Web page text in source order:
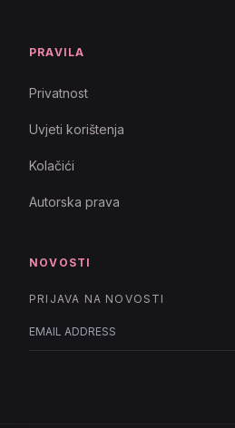
PRAVILA
Privatnost
Uvjeti korištenja
Kolačići
Autorska prava
NOVOSTI
PRIJAVA NA NOVOSTI